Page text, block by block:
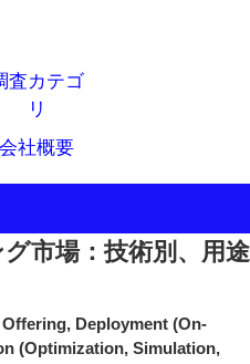
査カテゴ
リ
会社概要
市場：技術別、用途
Deployment (On-
(Optimization, Simulation,